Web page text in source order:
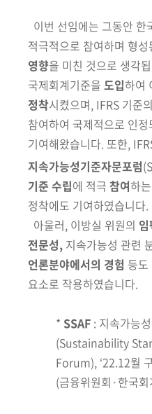
이번 선임에는 그동안 한
적극적으로 참여하며 형성
영향을 미친 것으로 생각
국제회계기준을 도입하여
정착시켰으며, IFRS 기준
참여하여 국제적으로 인
기여해왔습니다. 또한,
지속가능성기준자문포럼
기준 수립에 적극 참여하
정착에도 기여하였습니다.
아울러, 이방실 위원의
전문성, 지속가능성 관련
언론분야에서의 경험 등
요소로 작용하였습니다.
* SSAF : 지속가능
(Sustainability
Forum), ‘22.12월
(금융위원회·한국